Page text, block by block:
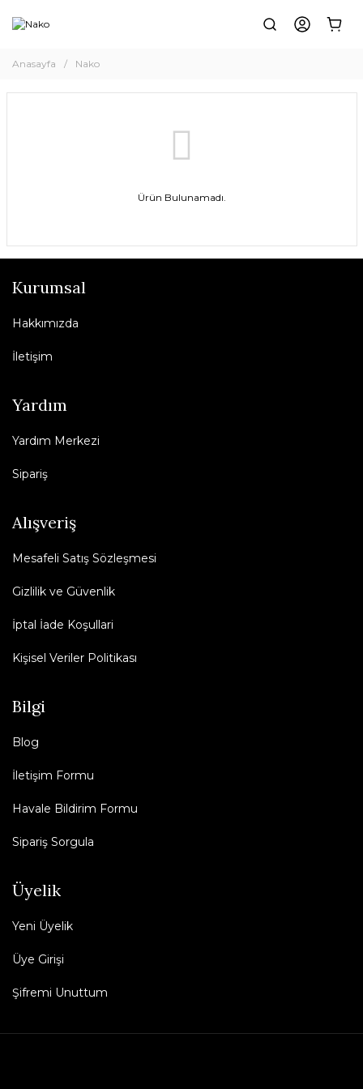
Anasayfa Nako
Ürün Bulunamadı.
Kurumsal
Hakkımızda
İletişim
Yardım
Yardım Merkezi
Sipariş
Alışveriş
Mesafeli Satış Sözleşmesi
Gizlilik ve Güvenlik
İptal İade Koşullari
Kişisel Veriler Politikası
Bilgi
Blog
İletişim Formu
Havale Bildirim Formu
Sipariş Sorgula
Üyelik
Yeni Üyelik
Üye Girişi
Şifremi Unuttum